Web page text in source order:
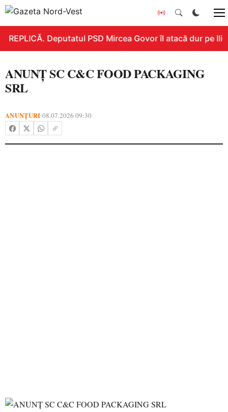
REPLICĂ. Deputatul PSD Mircea Govor îl atacă dur pe
ANUNȚ SC C&C FOOD PACKAGING
SRL
ANUNȚURI•08.07.2026 09:30